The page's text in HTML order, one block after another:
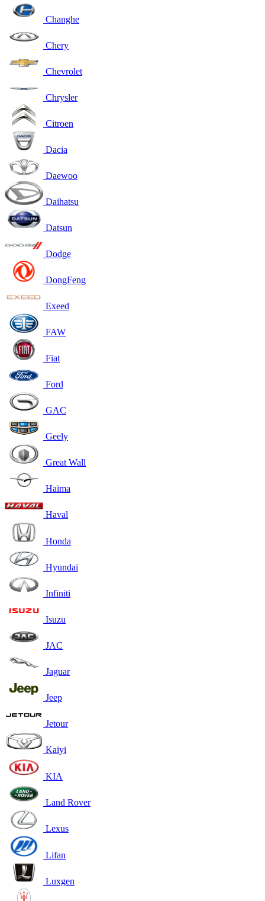
Changhe
Chery
Chevrolet
Chrysler
Citroen
Dacia
Daewoo
Daihatsu
Datsun
Dodge
DongFeng
Exeed
FAW
Fiat
Ford
GAC
Geely
Great Wall
Haima
Haval
Honda
Hyundai
Infiniti
Isuzu
JAC
Jaguar
Jeep
Jetour
Kaiyi
KIA
Land Rover
Lexus
Lifan
Luxgen